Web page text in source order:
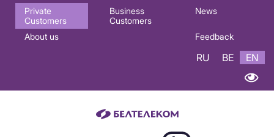
Основная
навигация
Private
Customers
Business
Customers
News
About us Feedback
RU BE EN